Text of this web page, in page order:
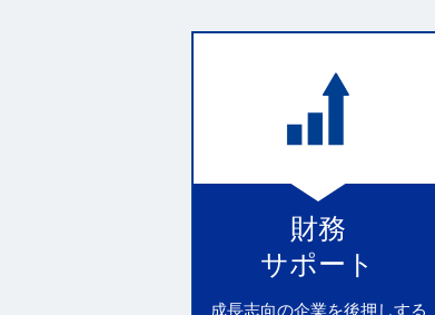
財務
サポート
成長志向の企業を後押しする